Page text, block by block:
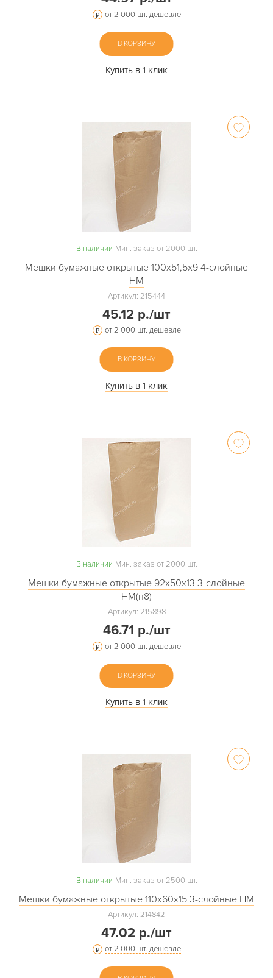
от 2 000 шт. дешевле
В КОРЗИНУ
Купить в 1 клик
В наличии Мин. заказ от 2000 шт.
Мешки бумажные открытые 100х51,5х9 4-слойные
НМ
Артикул: 215444
45.12 р./шт
от 2 000 шт. дешевле
В КОРЗИНУ
Купить в 1 клик
В наличии Мин. заказ от 2000 шт.
Мешки бумажные открытые 92х50х13 3-слойные
НМ(п8)
Артикул: 215898
46.71 р./шт
от 2 000 шт. дешевле
В КОРЗИНУ
Купить в 1 клик
В наличии Мин. заказ от 2500 шт.
Мешки бумажные открытые 110х60х15 3-слойные НМ
Артикул: 214842
47.02 р./шт
от 2 000 шт. дешевле